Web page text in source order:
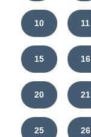
10 11
15 16
20 21
25 26